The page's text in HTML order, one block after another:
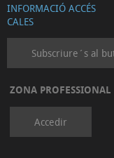
INFORMACIÓ ACCÉS
CALES
Subscriure´s al
ZONA PROFESSIONAL
Accedir